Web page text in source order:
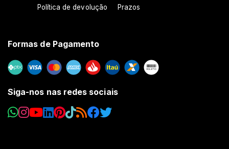
Política de devolução Prazos
Formas de Pagamento
Siga-nos nas redes sociais